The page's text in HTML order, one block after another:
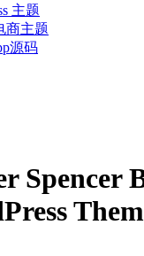
主题
商主题
源码
Spencer